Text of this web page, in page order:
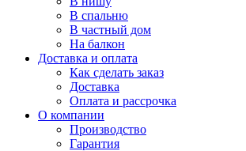
В спальню
В частный дом
На балкон
Доставка и оплата
Как сделать заказ
Доставка
Оплата и рассрочка
О компании
Производство
Гарантия